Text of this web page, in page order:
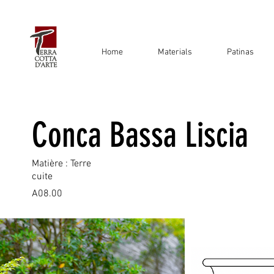
Home Materials Patinas
Conca Bassa Liscia
Matière : Terre
cuite
A08.00